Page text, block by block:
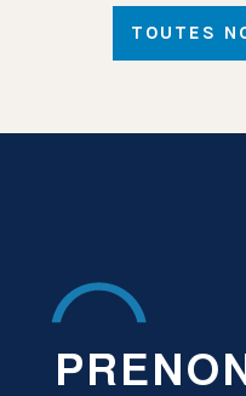
TOUTES